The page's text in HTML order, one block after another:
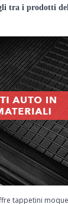
tra i prodotti
tappetini